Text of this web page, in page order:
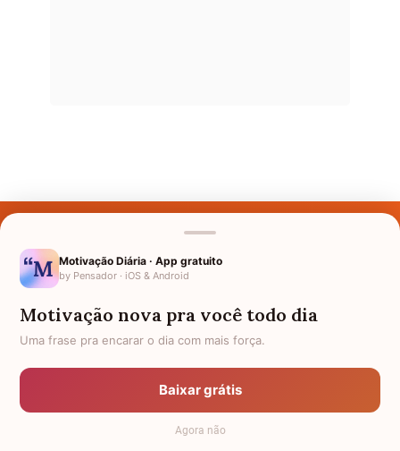
Nomes pelo Mundo
Política de Privacidade
Anuncie
Termos de Uso
Motivação Diária · App gratuito
by Pensador · iOS & Android
Motivação nova pra você todo dia
Uma frase pra encarar o dia com mais força.
Baixar grátis
Agora não